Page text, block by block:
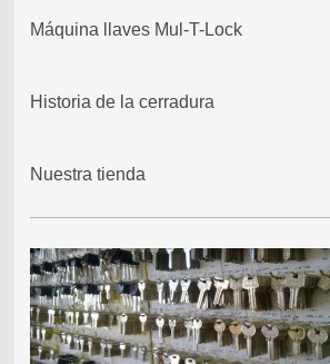
Máquina llaves Mul-T-Lock
Historia de la cerradura
Nuestra tienda